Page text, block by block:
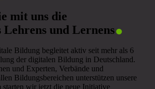
mit uns die
Lehrens und Lernens.
Bildung begleitet aktiv seit mehr als 6
der digitalen Bildung in Deutschland.
und Experten, Verbände und
Bildungsbereichen unterstützen unsere
starten wir jetzt die neue Initiative